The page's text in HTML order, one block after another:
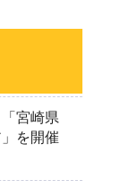
「宮崎県
を開催